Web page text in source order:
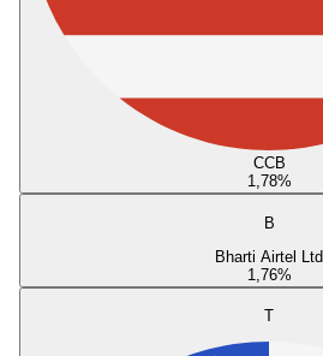
CCB
1,78%
B
Bharti Airtel Ltd
1,76%
T